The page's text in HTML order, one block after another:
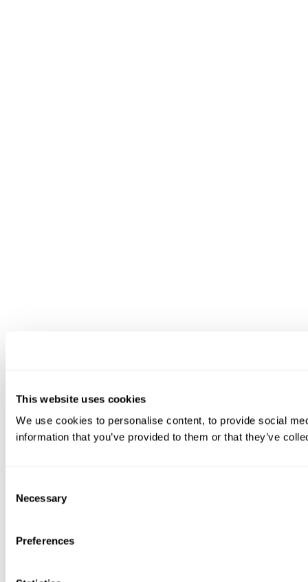
This website uses cookies
We use cookies to personalise content, to provide social
information that you’ve provided to them or that they’ve
Selection
Necessary
Preferences